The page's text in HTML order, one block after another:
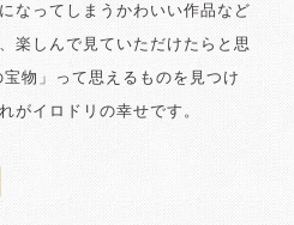
なってしまうかわいい作品など
楽しんで見ていただけたらと思
物」って思えるものを見つけ
がイロドリの幸せです。